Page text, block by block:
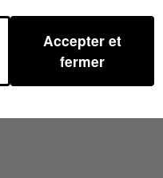
Accepter et
fermer